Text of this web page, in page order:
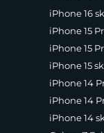
iPhone 16
iPhone 15
iPhone 15
iPhone 15
iPhone 14
iPhone 14
iPhone 14